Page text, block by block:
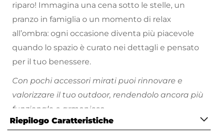
riparo! Immagina una cena sotto le stelle, un
pranzo in famiglia o un momento di relax
all’ombra: ogni occasione diventa più piacevole
quando lo spazio è curato nei dettagli e pensato
per il tuo benessere.
Con pochi accessori mirati puoi rinnovare e
valorizzare il tuo outdoor, rendendolo ancora più
funzionale e armonioso.
Ogni lato del gazebo è progettato per accogliere
Riepilogo Caratteristiche